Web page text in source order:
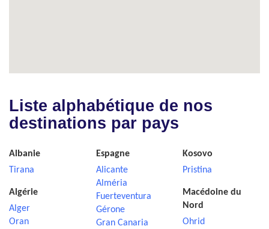
Liste alphabétique de nos
destinations par pays
Albanie
Tirana
Algérie
Alger
Oran
Espagne
Alicante
Alméria
Fuerteventura
Gérone
Gran Canaria
Kosovo
Pristina
Macédoine du
Nord
Ohrid